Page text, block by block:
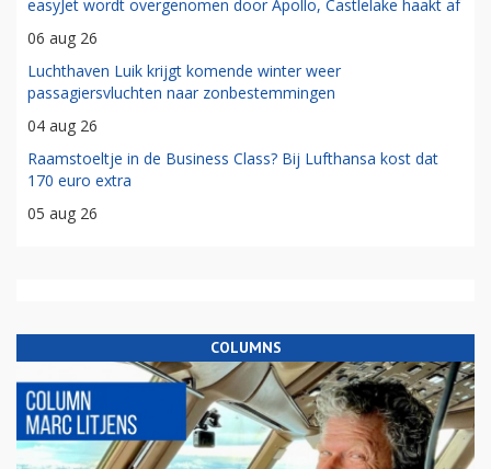
easyJet wordt overgenomen door Apollo, Castlelake haakt af
06 aug 26
Luchthaven Luik krijgt komende winter weer
passagiersvluchten naar zonbestemmingen
04 aug 26
Raamstoeltje in de Business Class? Bij Lufthansa kost dat
170 euro extra
05 aug 26
COLUMNS